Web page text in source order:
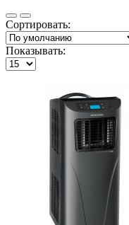
Сортировать:
Показывать: